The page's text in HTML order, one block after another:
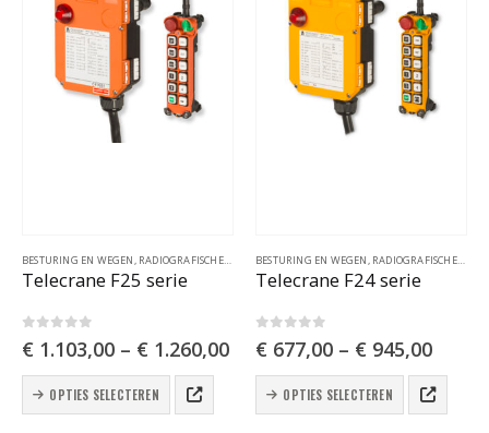
BESTURING EN WEGEN, RADIOGRAFISCHE AFSTANDSBESTURINGEN
Telecrane F25 serie
€ 1.103,00 – € 1.260,00
OPTIES SELECTEREN
Dit
BESTURING EN WEGEN, RADIOGRAFISCHE AFSTANDSBESTURINGEN
Telecrane F24 serie
€ 677,00 – € 945,00
OPTIES SELECTEREN
Dit